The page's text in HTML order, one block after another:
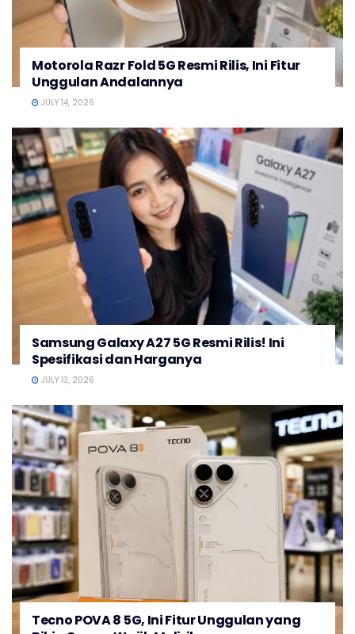
Motorola Razr Fold 5G Resmi Rilis, Ini Fitur
Unggulan Andalannya
JULY 14, 2026
Samsung Galaxy A27 5G Resmi Rilis! Ini
Spesifikasi dan Harganya
JULY 13, 2026
Tecno POVA 8 5G, Ini Fitur Unggulan yang